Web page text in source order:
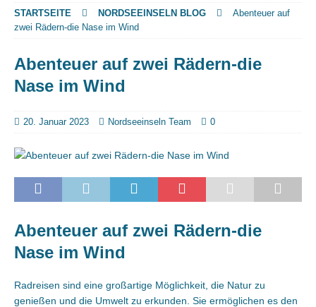
STARTSEITE NORDSEEINSELN BLOG
Abenteuer auf
zwei Rädern-die Nase im Wind
Abenteuer auf zwei Rädern-die
Nase im Wind
20. Januar 2023 Nordseeinseln Team 0
Abenteuer auf zwei Rädern-die
Nase im Wind
Radreisen sind eine großartige Möglichkeit, die Natur zu
genießen und die Umwelt zu erkunden. Sie ermöglichen es den